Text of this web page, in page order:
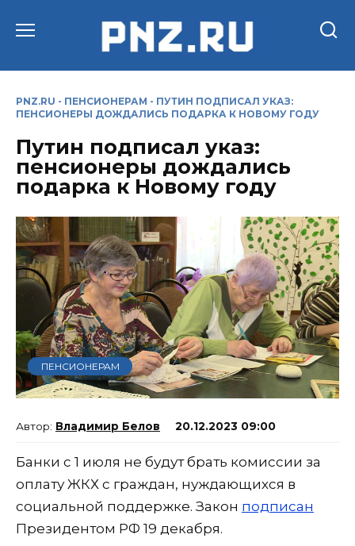
PNZ.RU - ПЕНСИОНЕРАМ - ПУТИН ПОДПИСАЛ УКАЗ:
ПЕНСИОНЕРЫ ДОЖДАЛИСЬ ПОДАРКА К НОВОМУ ГОДУ
Путин подписал указ:
пенсионеры дождались
подарка к Новому году
ПЕНСИОНЕРАМ
Владимир Белов 20.12.2023 09:00
Банки с 1 июля не будут брать комиссии за
оплату ЖКХ с граждан, нуждающихся в
социальной поддержке. Закон подписан
Президентом РФ 19 декабря.